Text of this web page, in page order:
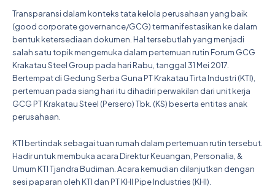
Transparansi dalam konteks tata kelola perusahaan yang baik
(good corporate governance/GCG) termanifestasikan ke dalam
bentuk ketersediaan dokumen. Hal tersebutlah yang menjadi
salah satu topik mengemuka dalam pertemuan rutin Forum GCG
Krakatau Steel Group pada hari Rabu, tanggal 31 Mei 2017.
Bertempat di Gedung Serba Guna PT Krakatau Tirta Industri (KTI),
pertemuan pada siang hari itu dihadiri perwakilan dari unit kerja
GCG PT Krakatau Steel (Persero) Tbk. (KS) beserta entitas anak
perusahaan.
KTI bertindak sebagai tuan rumah dalam pertemuan rutin tersebut.
Hadir untuk membuka acara Direktur Keuangan, Personalia, &
Umum KTI Tjandra Budiman. Acara kemudian dilanjutkan dengan
sesi paparan oleh KTI dan PT KHI Pipe Industries (KHI).